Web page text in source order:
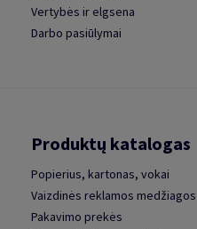
Vertybės ir elgsena
Darbo pasiūlymai
Produktų katalogas
Popierius, kartonas, vokai
Vaizdinės reklamos medžiagos
Pakavimo prekės